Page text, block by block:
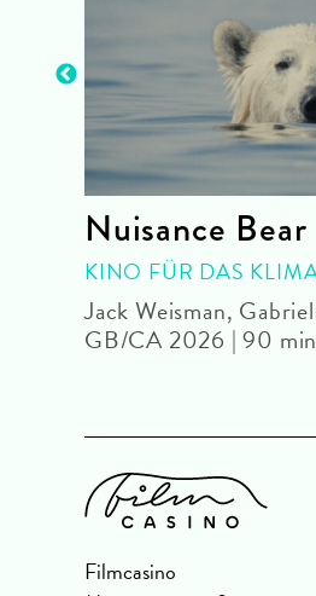
Nuisance Bear
KINO FÜR DAS
Jack Weisman,
GB/CA 2026 | 90
Filmcasino